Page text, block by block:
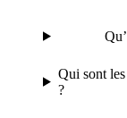
Qui sont
?